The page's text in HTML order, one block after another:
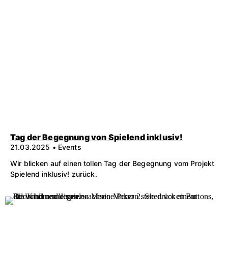
Tag der Begegnung von Spielend inklusiv!
21.03.2025 • Events
Wir blicken auf einen tollen Tag der Begegnung vom Projekt
Spielend inklusiv! zurück.